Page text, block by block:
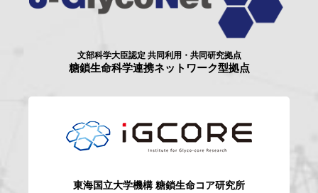
文部科学大臣認定 共同利用・共同研究拠点
糖鎖生命科学連携ネットワーク型拠点
東海国立大学機構糖鎖生命コア研究所